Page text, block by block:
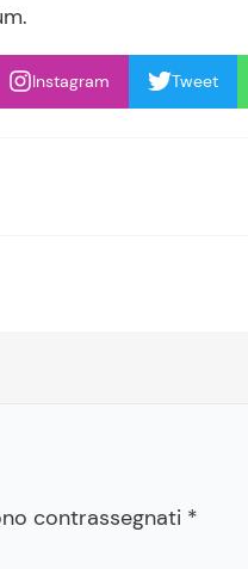
Instagram Tweet
contrassegnati *